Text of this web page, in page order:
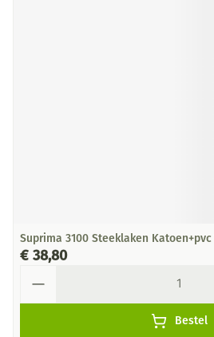
Suprima 3100 Steeklaken Katoen+pvc
€ 38,80
Bestel